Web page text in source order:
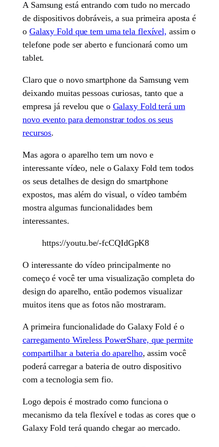
A Samsung está entrando com tudo no mercado
de dispositivos dobráveis, a sua primeira aposta é
o Galaxy Fold que tem uma tela flexível, assim o
telefone pode ser aberto e funcionará como um
tablet.
Claro que o novo smartphone da Samsung vem
deixando muitas pessoas curiosas, tanto que a
empresa já revelou que o Galaxy Fold terá um
novo evento para demonstrar todos os seus
recursos.
Mas agora o aparelho tem um novo e
interessante vídeo, nele o Galaxy Fold tem todos
os seus detalhes de design do smartphone
expostos, mas além do visual, o vídeo também
mostra algumas funcionalidades bem
interessantes.
https://youtu.be/-fcCQIdGpK8
O interessante do vídeo principalmente no
começo é você ter uma visualização completa do
design do aparelho, então podemos visualizar
muitos itens que as fotos não mostraram.
A primeira funcionalidade do Galaxy Fold é o
carregamento Wireless PowerShare, que permite
compartilhar a bateria do aparelho, assim você
poderá carregar a bateria de outro dispositivo
com a tecnologia sem fio.
Logo depois é mostrado como funciona o
mecanismo da tela flexível e todas as cores que o
Galaxy Fold terá quando chegar ao mercado.